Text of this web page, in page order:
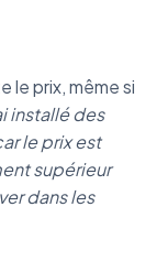
le prix, même si
installé des
le prix est
supérieur
dans les